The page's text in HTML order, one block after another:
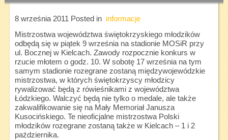
8 września 2011 Posted in informacje
Mistrzostwa województwa świętokrzyskiego młodzików
odbędą się w piątek 9 września na stadionie MOSiR przy
ul. Bocznej w Kielcach. Zawody rozpocznie konkurs w
rzucie młotem o godz. 10. W sobotę 17 września na tym
samym stadionie rozegrane zostaną międzywojewódzkie
mistrzostwa, w których świętokrzyscy młodzicy
rywalizować będą z rówieśnikami z województwa
Łódzkiego. Walczyć będą nie tylko o medale, ale także
zakwalifikowanie się na Mały Memoriał Janusza
Kusocińskiego. Te nieoficjalne mistrzostwa Polski
młodzików rozegrane zostaną także w Kielcach – 1 i 2
października.